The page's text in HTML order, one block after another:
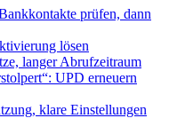
prüfen, dann
lösen
langer Abrufzeitraum
UPD erneuern
klare Einstellungen